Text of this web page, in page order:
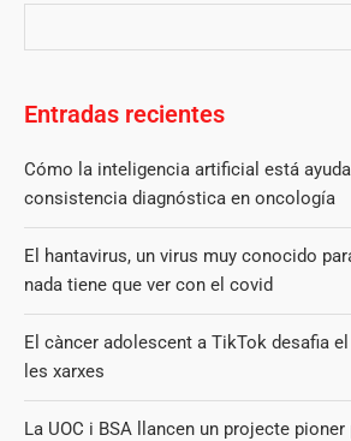
Entradas recientes
Cómo la inteligencia artificial está
consistencia diagnóstica en oncología
El hantavirus, un virus muy conocido
nada tiene que ver con el covid
El càncer adolescent a TikTok desafia
les xarxes
La UOC i BSA llancen un projecte